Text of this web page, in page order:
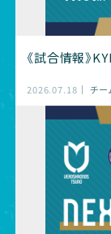
《試合情報》
2026.07.18 チー